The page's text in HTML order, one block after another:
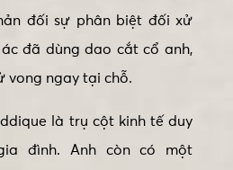
đối sự phân biệt đối xử
ác đã dùng dao cắt cổ anh,
vong ngay tại chỗ.
là trụ cột kinh tế duy
đình. Anh còn có một